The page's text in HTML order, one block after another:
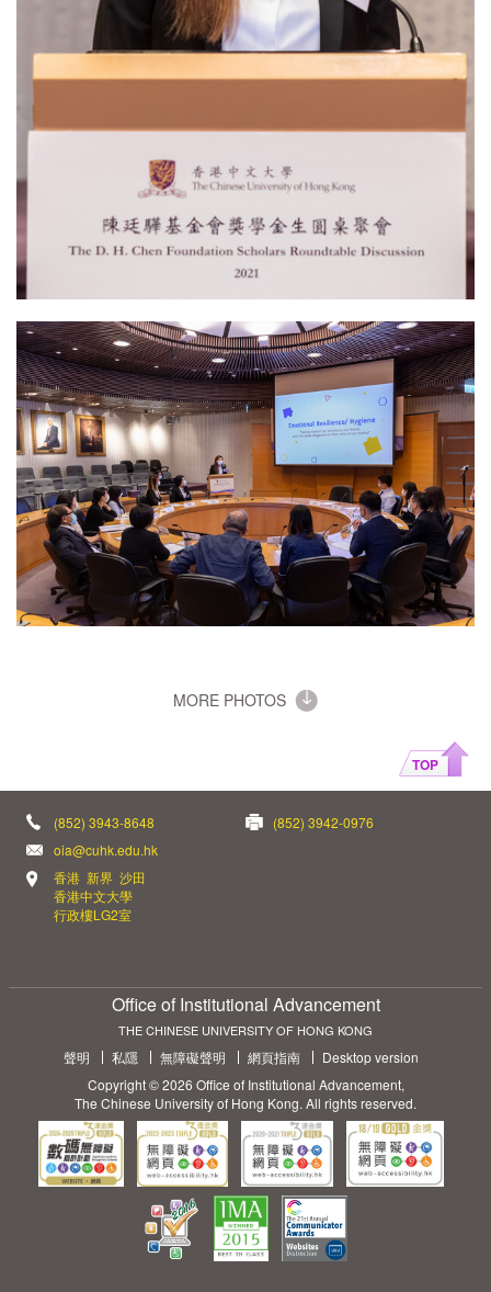
MORE PHOTOS
TOP
(852) 3943-8648
(852) 3942-0976
oia@cuhk.edu.hk
香港 新界 沙田
香港中文大學
行政樓LG2室
Office of Institutional Advancement
THE CHINESE UNIVERSITY OF HONG KONG
聲明 私隱 無障礙聲明 網頁指南
Desktop version
Copyright © 2026 Office of Institutional Advancement,
The Chinese University of Hong Kong. All rights reserved.